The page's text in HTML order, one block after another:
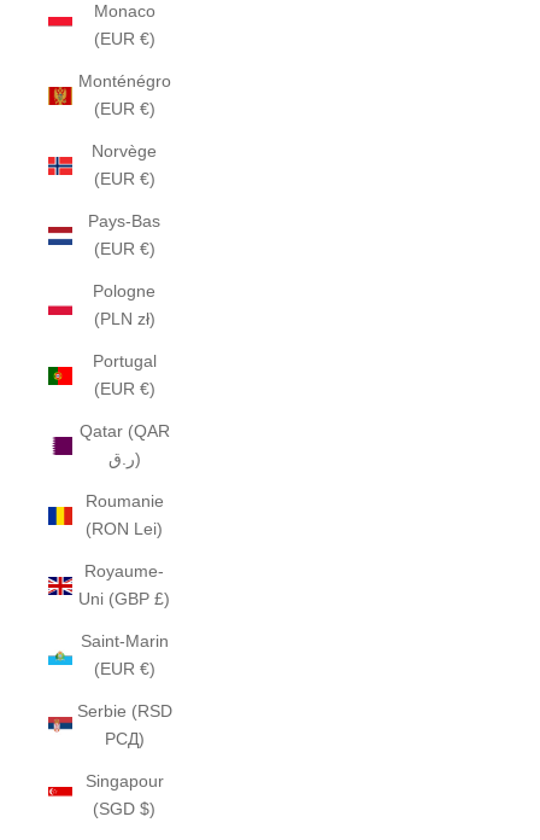
Monaco
(EUR €)
Monténégro
(EUR €)
Norvège
(EUR €)
Pays-Bas
(EUR €)
Pologne
(PLN zł)
Portugal
(EUR €)
Qatar (QAR
ر.ق)
Roumanie
(RON Lei)
Royaume-
Uni (GBP £)
Saint-Marin
(EUR €)
Serbie (RSD
РСД)
Singapour
(SGD $)